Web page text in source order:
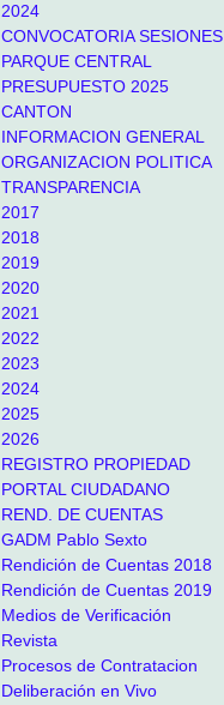
2024
CONVOCATORIA SESIONES
PARQUE CENTRAL
PRESUPUESTO 2025
CANTON
INFORMACION GENERAL
ORGANIZACION POLITICA
TRANSPARENCIA
2017
2018
2019
2020
2021
2022
2023
2024
2025
2026
REGISTRO PROPIEDAD
PORTAL CIUDADANO
REND. DE CUENTAS
GADM Pablo Sexto
Rendición de Cuentas 2018
Rendición de Cuentas 2019
Medios de Verificación
Revista
Procesos de Contratacion
Deliberación en Vivo